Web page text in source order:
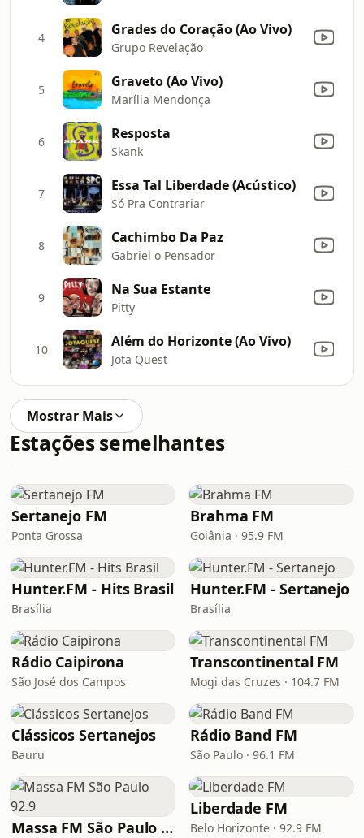
4 Grades do Coração (Ao Vivo)
Grupo Revelação
5 Graveto (Ao Vivo)
Marília Mendonça
6 Resposta
Skank
7 Essa Tal Liberdade (Acústico)
Só Pra Contrariar
8 Cachimbo Da Paz
Gabriel o Pensador
9 Na Sua Estante
Pitty
10 Além do Horizonte (Ao Vivo)
Jota Quest
Mostrar Mais
Estações semelhantes
Sertanejo FM
Ponta Grossa
Brahma FM
Goiânia · 95.9 FM
Hunter.FM - Hits Brasil
Brasília
Hunter.FM - Sertanejo
Brasília
Rádio Caipirona
São José dos Campos
Transcontinental FM
Mogi das Cruzes · 104.7 FM
Clássicos Sertanejos
Bauru
Rádio Band FM
São Paulo · 96.1 FM
Massa FM São Paulo 92.9
Liberdade FM
Belo Horizonte · 92.9 FM